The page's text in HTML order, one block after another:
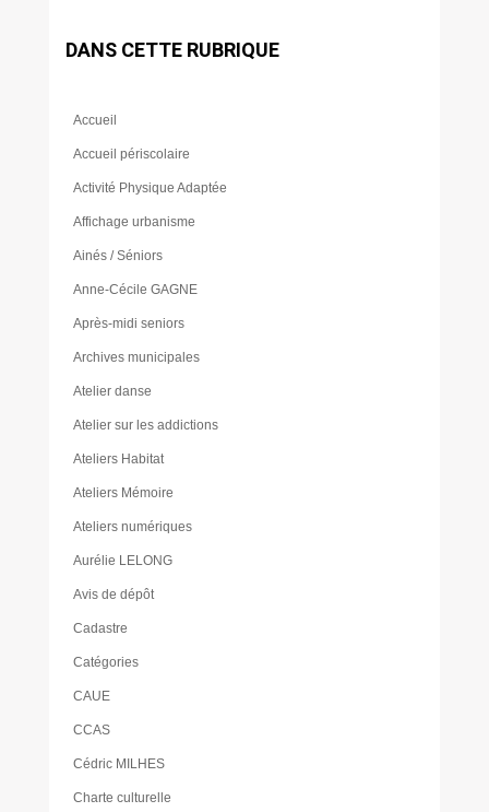
DANS CETTE RUBRIQUE
Accueil
Accueil périscolaire
Activité Physique Adaptée
Affichage urbanisme
Ainés / Séniors
Anne-Cécile GAGNE
Après-midi seniors
Archives municipales
Atelier danse
Atelier sur les addictions
Ateliers Habitat
Ateliers Mémoire
Ateliers numériques
Aurélie LELONG
Avis de dépôt
Cadastre
Catégories
CAUE
CCAS
Cédric MILHES
Charte culturelle